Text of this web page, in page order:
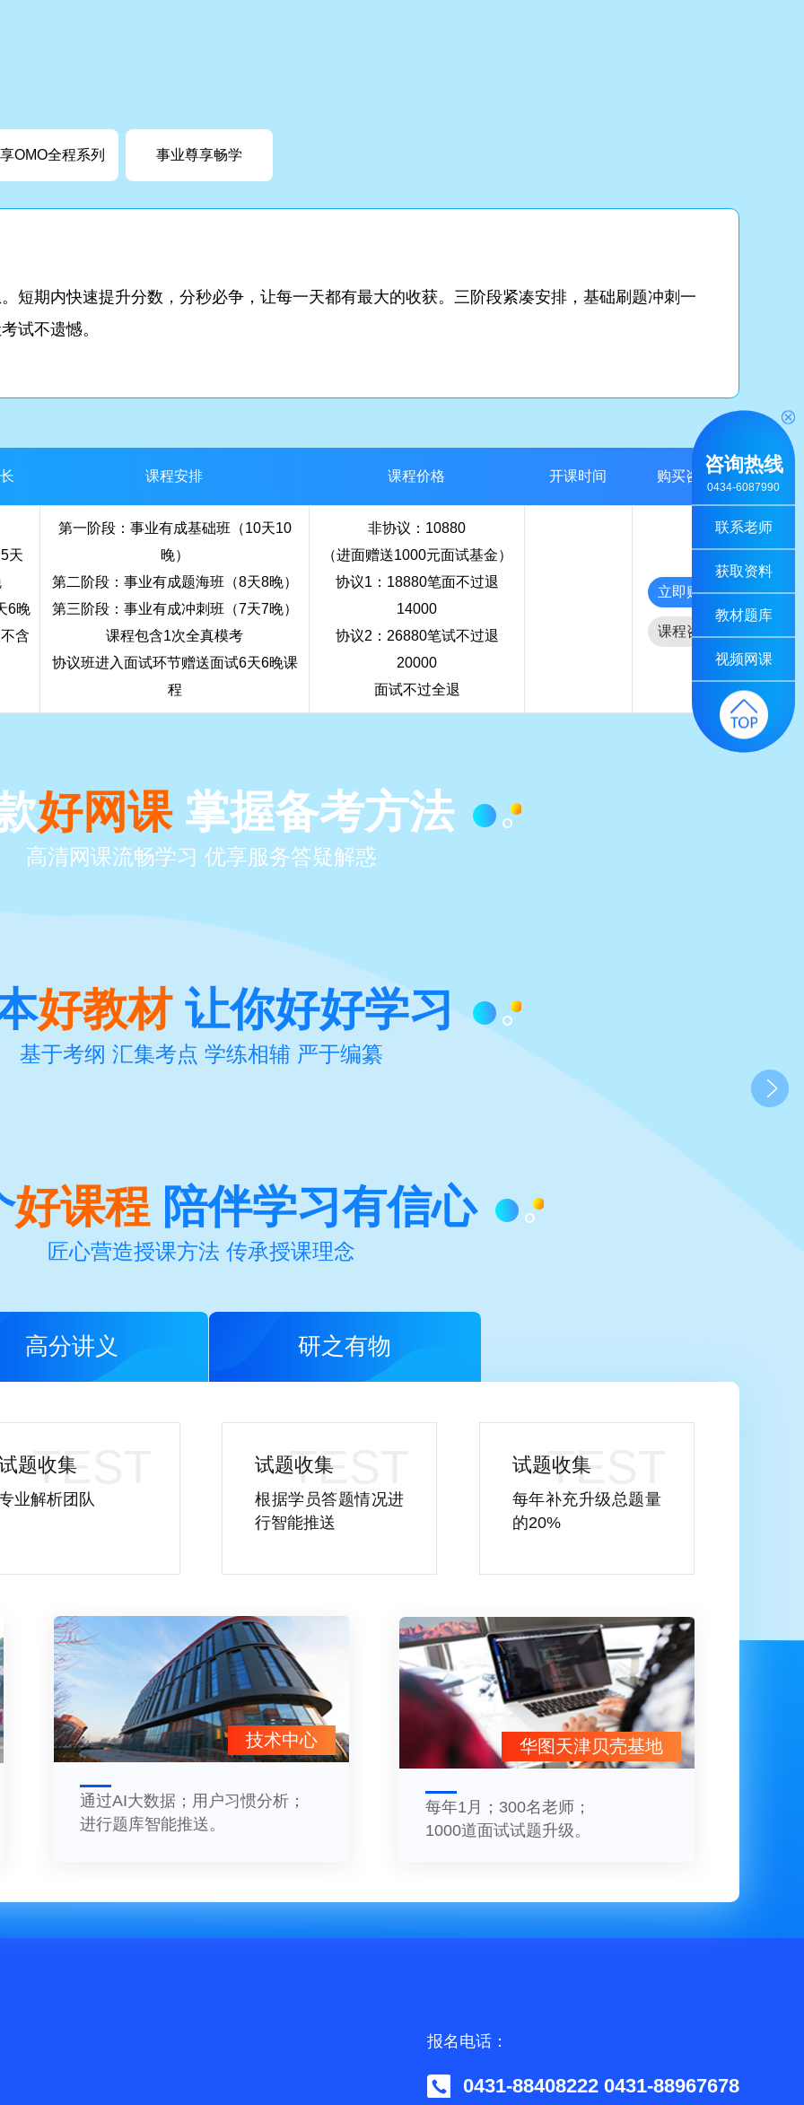
OMO全程系列 事业尊享畅学
短期内快速提升分数，分秒必争，让每一天都有最大的收获。三阶段紧凑安排，基础刷题冲刺一
试不遗憾。
课程安排 课程价格 开课时间 购买咨询
天
6晚
含
第一阶段：事业有成基础班（10天10
晚）
第二阶段：事业有成题海班（8天8晚）
第三阶段：事业有成冲刺班（7天7晚）
课程包含1次全真模考
协议班进入面试环节赠送面试6天6晚课
程
非协议：10880
（进面赠送1000元面试基金）
协议1：18880笔面不过退
14000
协议2：26880笔试不过退
20000
面试不过全退
立即购买
课程咨询
好网课掌握备考方法
高清网课流畅学习 优享服务答疑解惑
好教材让你好好学习
基于考纲 汇集考点 学练相辅 严于编纂
好课程 陪伴学习有信心
匠心营造授课方法 传承授课理念
高分讲义 研之有物
题收集
业解析团队
试题收集
根据学员答题情况进
行智能推送
试题收集
每年补充升级总题量
的20%
技术中心
通过AI大数据；用户习惯分析；
进行题库智能推送。
华图天津贝壳基地
每年1月；300名老师；
1000道面试试题升级。
报名电话：
0431-88408222 0431-88967678
咨询热线
0434-6087990
联系老师
获取资料
教材题库
视频网课